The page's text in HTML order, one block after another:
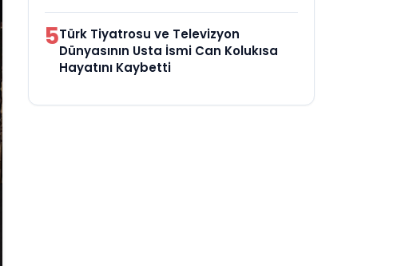
5Türk Tiyatrosu ve Televizyon
Dünyasının Usta İsmi Can Kolukısa
Hayatını Kaybetti